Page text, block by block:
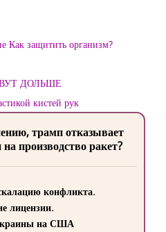
Как защитить организм?
ДОЛЬШЕ
кистей рук
трамп отказывает
производство ракет?
конфликта.
лицензии.
на США